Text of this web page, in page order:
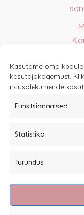
Kasutame oma
kasutajakogemust.
nõusoleku nende
Funktsionaalsed
Statistika
Turundus